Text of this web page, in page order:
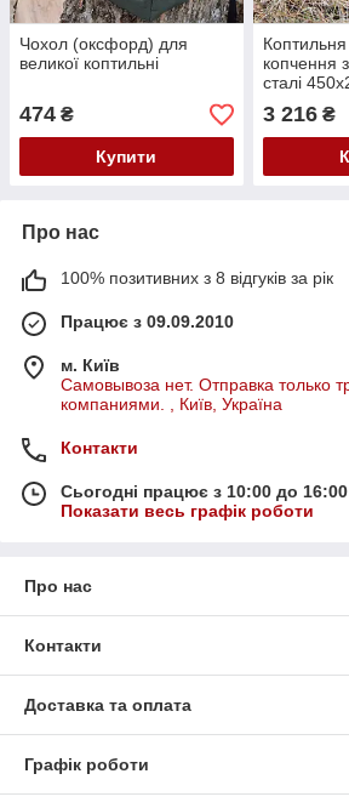
Чохол (оксфорд) для
великої коптильні
474 ₴
Купити
Коптильня
копчення
сталі
3 216₴
Про нас
100% позитивних з 8 відгуків за рік
Працює з 09.09.2010
м. Київ
Самовывоза нет. Отправка только
компаниями. , Київ, Україна
Контакти
Сьогодні працює з 10:00 до 16:00
Показати весь графік роботи
Про нас
Контакти
Доставка та оплата
Графік роботи